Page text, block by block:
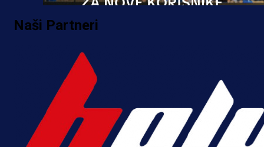
Promo vijesti
MrBit: Isprati kvalifikacije za
evropska takmičenja i preuzmi
bonus dobrodošlice!
Naši Partneri